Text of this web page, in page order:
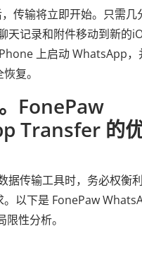
，传输将立即开始。只需几
记录和附件移动到新的
上启动 WhatsApp，
复。
FonePaw
Transfer 的
据传输工具时，务必权衡
。以下是 FonePaw
性分析。